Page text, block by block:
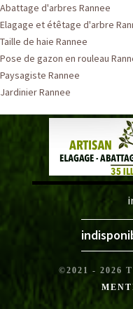
Abattage d'arbres Rannee
Elagage et étêtage d'arbre
Taille de haie Rannee
Pose de gazon en rouleau
Paysagiste Rannee
Jardinier Rannee
©2021 - 2026